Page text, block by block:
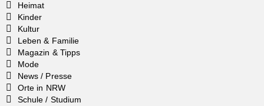
Heimat
Kinder
Kultur
Leben & Familie
Magazin & Tipps
Mode
News / Presse
Orte in NRW
Schule / Studium